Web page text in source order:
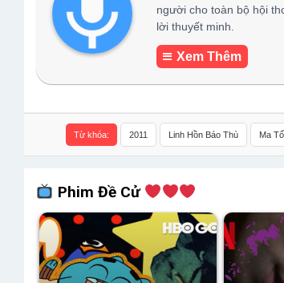
người cho toàn bộ hội
lời thuyết minh.
Xem Thêm
Từ khóa: 2011 Linh Hồn Báo Thù Ma
Phim Đề Cử